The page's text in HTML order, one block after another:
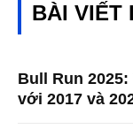
BÀI VIẾT
Bull Run
với 2017 và